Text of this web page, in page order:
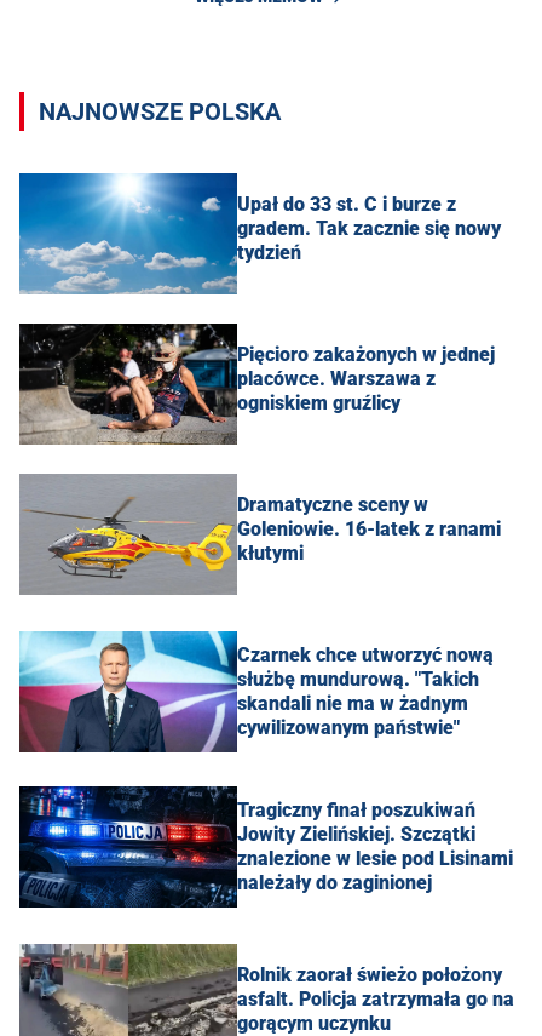
NAJNOWSZE POLSKA
Upał do 33 st. C i burze z
gradem. Tak zacznie się nowy
tydzień
Pięcioro zakażonych w jednej
placówce. Warszawa z
ogniskiem gruźlicy
Dramatyczne sceny w
Goleniowie. 16-latek z ranami
kłutymi
Czarnek chce utworzyć nową
służbę mundurową. "Takich
skandali nie ma w żadnym
cywilizowanym państwie"
Tragiczny finał poszukiwań
Jowity Zielińskiej. Szczątki
znalezione w lesie pod Lisinami
należały do zaginionej
Rolnik zaorał świeżo położony
asfalt. Policja zatrzymała go na
gorącym uczynku